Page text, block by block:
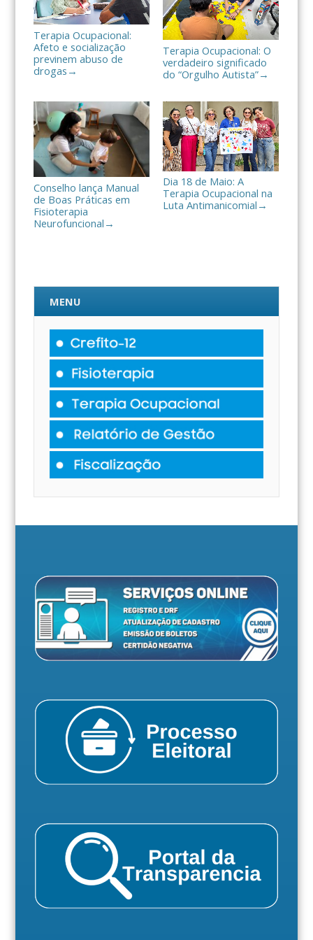
Terapia Ocupacional:
Afeto e socialização
previnem abuso de
drogas →
Terapia Ocupacional: O
verdadeiro significado
do “Orgulho Autista”→
Conselho lança Manual
de Boas Práticas em
Fisioterapia
Neurofuncional →
Dia 18 de Maio: A
Terapia Ocupacional na
Luta Antimanicomial →
MENU